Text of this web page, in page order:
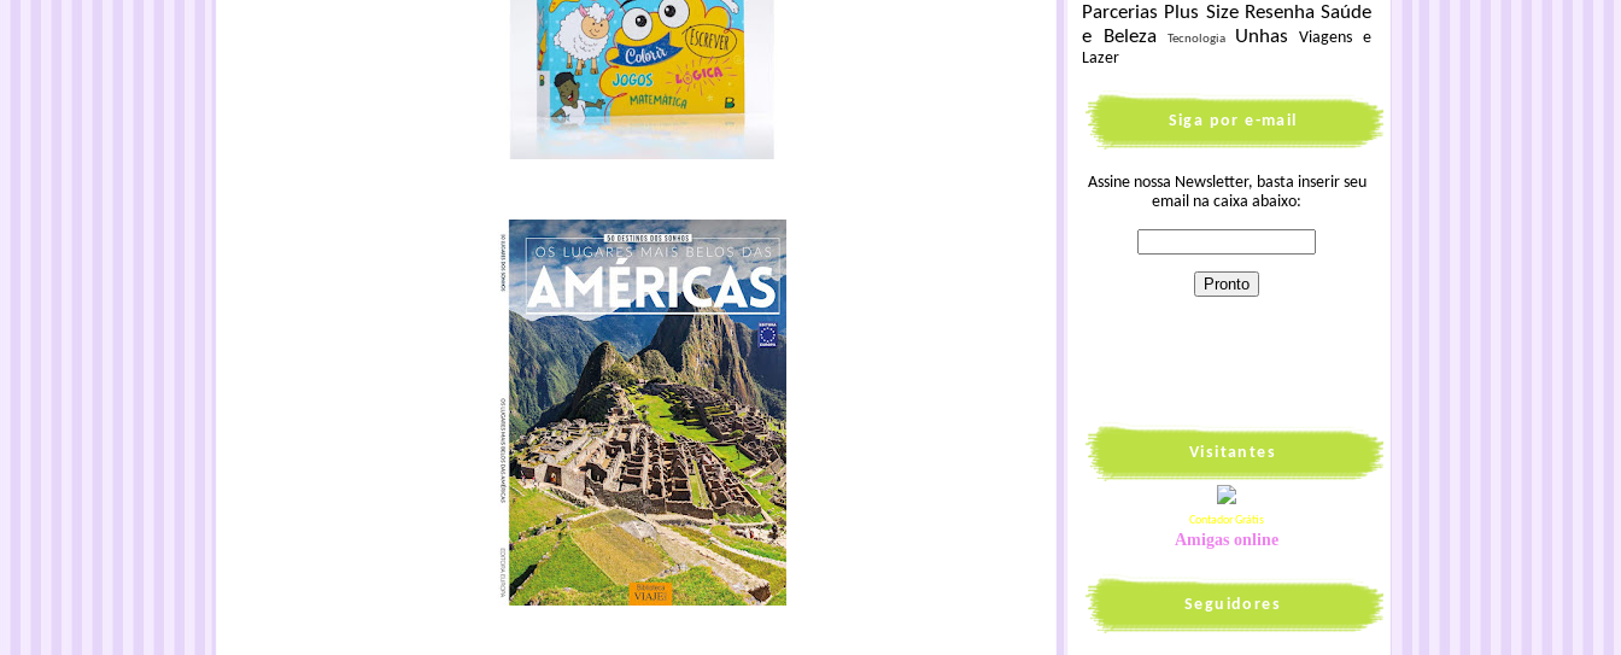
Parcerias Plus Size Resenha Saúde
e Beleza
Tecnologia Unhas
Viagens e
Lazer
Siga por e-mail
Assine nossa Newsletter, basta inserir seu
email na caixa abaixo:
Visitantes
Contador Grátis
Amigas online
Seguidores